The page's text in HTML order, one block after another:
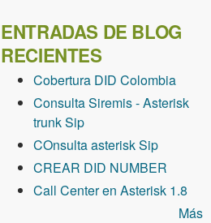
ENTRADAS DE BLOG
RECIENTES
Cobertura DID Colombia
Consulta Siremis - Asterisk
trunk Sip
COnsulta asterisk Sip
CREAR DID NUMBER
Call Center en Asterisk 1.8
Más